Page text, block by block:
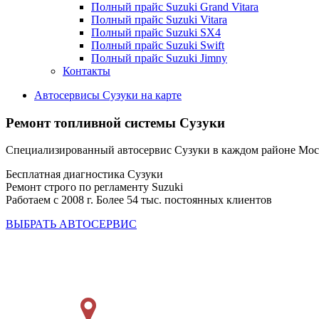
Полный прайс Suzuki Grand Vitara
Полный прайс Suzuki Vitara
Полный прайс Suzuki SX4
Полный прайс Suzuki Swift
Полный прайс Suzuki Jimny
Контакты
Автосервисы Сузуки на карте
Ремонт топливной системы Сузуки
Специализированный автосервис Сузуки в каждом районе
Бесплатная диагностика Сузуки
Ремонт строго по регламенту Suzuki
Работаем с 2008 г. Более 54 тыс. постоянных клиентов
ВЫБРАТЬ АВТОСЕРВИС